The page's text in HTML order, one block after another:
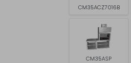
CM35ACZ7016B
CM35ASP